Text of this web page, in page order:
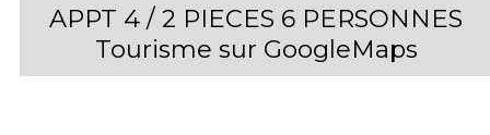
APPT 4 / 2 PIECES 6 PERSONNES
Tourisme sur GoogleMaps